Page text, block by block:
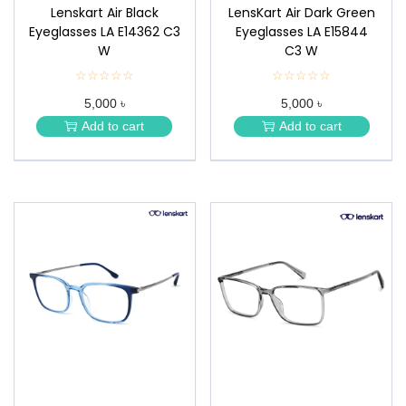
Lenskart Air Black
Eyeglasses LA E14362 C3
W
☆☆☆☆☆
★
★
★
★
5,000 ৳
Add to cart
LensKart Air Dark Green
Eyeglasses LA E15844
C3 W
☆☆☆☆☆
★
★
★
★
5,000 ৳
Add to cart